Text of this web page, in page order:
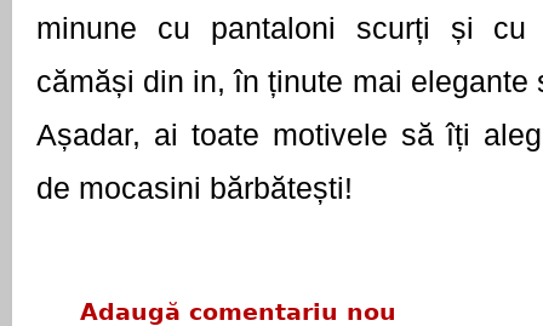
minune cu pantaloni scurți și cu
cămăși din in, în ținute mai elegante
Așadar, ai toate motivele să îți
de mocasini bărbătești!
Adaugă comentariu nou